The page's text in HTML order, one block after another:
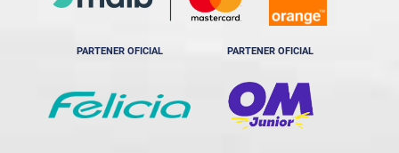
PARTENER OFICIAL PARTENER OFICIAL